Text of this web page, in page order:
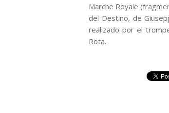
Marche Royale
del Destino, de
realizado por el
Rota.